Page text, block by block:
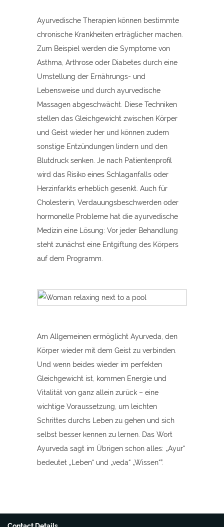
Ayurvedische Therapien können bestimmte
chronische Krankheiten erträglicher machen.
Zum Beispiel werden die Symptome von
Asthma, Arthrose oder Diabetes durch eine
Umstellung der Ernährungs- und
Lebensweise und durch ayurvedische
Massagen abgeschwächt. Diese Techniken
stellen das Gleichgewicht zwischen Körper
und Geist wieder her und können zudem
sonstige Entzündungen lindern und den
Blutdruck senken. Je nach Patientenprofil
wird das Risiko eines Schlaganfalls oder
Herzinfarkts erheblich gesenkt. Auch für
Cholesterin, Verdauungsbeschwerden oder
hormonelle Probleme hat die ayurvedische
Medizin eine Lösung: Vor jeder Behandlung
steht zunächst eine Entgiftung des Körpers
auf dem Programm.
Am Allgemeinen ermöglicht Ayurveda, den
Körper wieder mit dem Geist zu verbinden.
Und wenn beides wieder im perfekten
Gleichgewicht ist, kommen Energie und
Vitalität von ganz allein zurück – eine
wichtige Voraussetzung, um leichten
Schrittes durchs Leben zu gehen und sich
selbst besser kennen zu lernen. Das Wort
Ayurveda sagt im Übrigen schon alles: „Ayur“
bedeutet „Leben“ und „veda“ „Wissen“”.